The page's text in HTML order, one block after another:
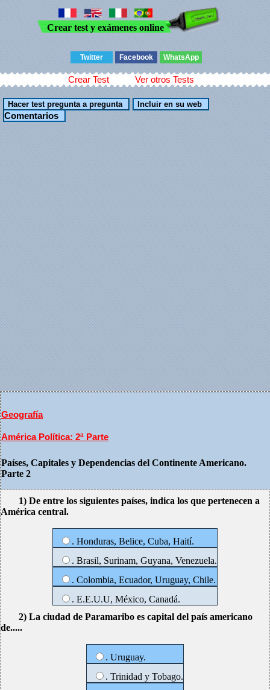
Crear test y exámenes online
Twitter Facebook WhatsApp
Crear Test Ver otros Tests
Comentarios
Geografía
América Política: 2ª Parte
Países, Capitales y Dependencias del Continente Americano.
Parte 2
1) De entre los siguientes países, indica los que pertenecen a
América central.
. Honduras, Belice, Cuba, Haití.
. Brasil, Surinam, Guyana, Venezuela.
. Colombia, Ecuador, Uruguay, Chile.
. E.E.U.U, México, Canadá.
2) La ciudad de Paramaribo es capital del país americano
de.....
. Uruguay.
. Trinidad y Tobago.